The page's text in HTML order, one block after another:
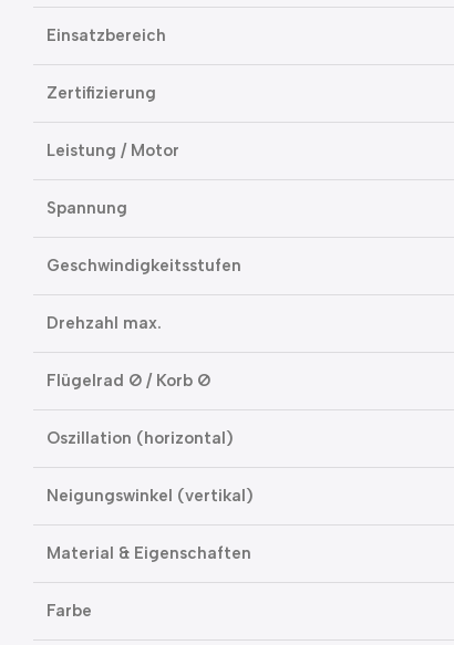
Einsatzbereich
Zertifizierung
Leistung / Motor
Spannung
Geschwindigkeitsstufen
Drehzahl max.
Flügelrad Ø / Korb Ø
Oszillation (horizontal)
Neigungswinkel (vertikal)
Material & Eigenschaften
Farbe